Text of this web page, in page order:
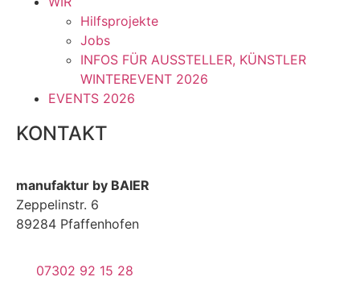
Hilfsprojekte
Jobs
INFOS FÜR AUSSTELLER, KÜNSTLER
WINTEREVENT 2026
EVENTS 2026
KONTAKT
manufaktur by BAIER
Zeppelinstr. 6
89284 Pfaffenhofen
07302 92 15 28